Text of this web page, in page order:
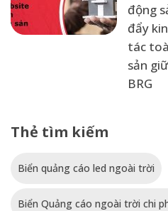
động
đẩy
tác
sản
BRG
Thẻ tìm kiếm
Biển quảng cáo led ngoài trời
Biển Quảng cáo ngoài trời chi